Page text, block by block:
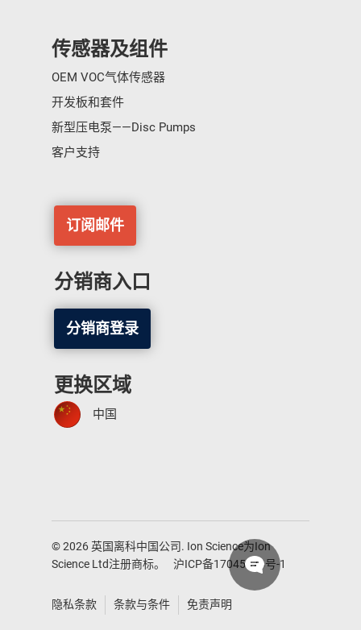
传感器及组件
OEM VOC气体传感器
开发板和套件
新型压电泵——Disc Pumps
客户支持
订阅邮件
分销商入口
分销商登录
更换区域
中国
© 2026 英国离科中国公司. Ion Science为Ion
Science Ltd注册商标。
沪ICP备17045474号-1
隐私条款 条款与条件 免责声明